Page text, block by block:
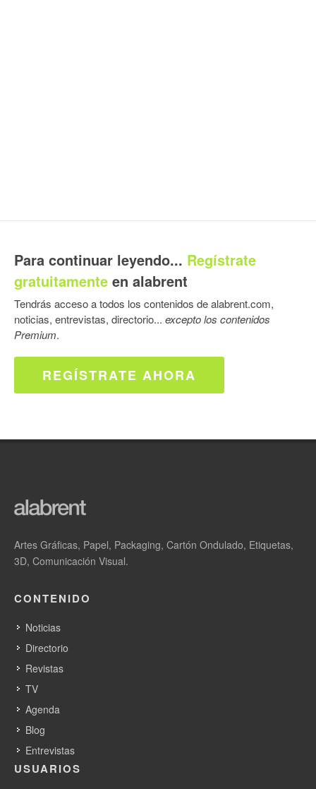
Para continuar leyendo... Regístrate
gratuitamente en alabrent
Tendrás acceso a todos los contenidos de alabrent.com,
noticias, entrevistas, directorio... excepto los contenidos
Premium.
REGÍSTRATE AHORA
Artes Gráficas, Papel, Packaging, Cartón Ondulado, Etiquetas,
3D, Comunicación Visual.
CONTENIDO
Noticias
Directorio
Revistas
TV
Agenda
Blog
Entrevistas
USUARIOS